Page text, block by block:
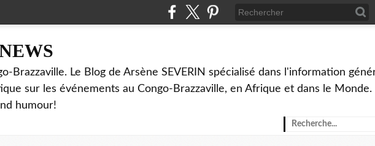
Brazzaville. Le Blog de Arsène SEVERIN spécialisé dans l'information
sur les événements au Congo-Brazzaville, en Afrique et dans le Monde.
humour!